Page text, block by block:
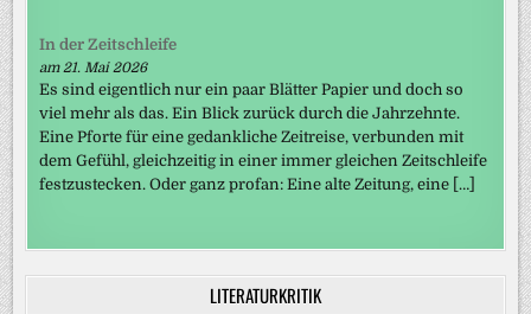
In der Zeitschleife
am 21. Mai 2026
Es sind eigentlich nur ein paar Blätter Papier und doch so
viel mehr als das. Ein Blick zurück durch die Jahrzehnte.
Eine Pforte für eine gedankliche Zeitreise, verbunden mit
dem Gefühl, gleichzeitig in einer immer gleichen Zeitschleife
festzustecken. Oder ganz profan: Eine alte Zeitung, eine […]
LITERATURKRITIK